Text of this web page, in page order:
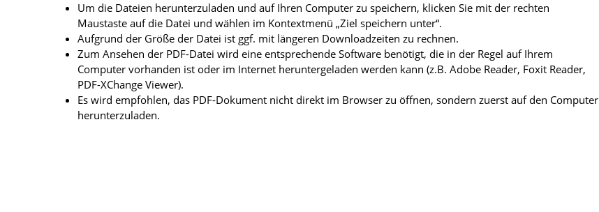
Um die Dateien herunterzuladen und auf Ihren Computer zu speichern, klicken Sie mit der rechten
Maustaste auf die Datei und wählen im Kontextmenü „Ziel speichern unter“.
Aufgrund der Größe der Datei ist ggf. mit längeren Downloadzeiten zu rechnen.
Zum Ansehen der PDF-Datei wird eine entsprechende Software benötigt, die in der Regel auf Ihrem
Computer vorhanden ist oder im Internet heruntergeladen werden kann (z.B. Adobe Reader, Foxit Reader,
PDF-XChange Viewer).
Es wird empfohlen, das PDF-Dokument nicht direkt im Browser zu öffnen, sondern zuerst auf den Computer
herunterzuladen.